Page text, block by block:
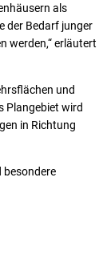
als
der Bedarf junger
werden,“ erläutert
und
Plangebiet wird
in Richtung
besondere